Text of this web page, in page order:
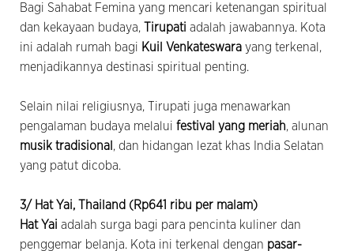
Bagi Sahabat Femina yang mencari ketenangan spiritual
dan kekayaan budaya,
Tirupati adalah jawabannya. Kota
ini adalah rumah bagi Kuil Venkateswara yang terkenal,
menjadikannya destinasi spiritual penting.
Selain nilai religiusnya, Tirupati juga menawarkan
pengalaman budaya melalui festival yang meriah, alunan
musik tradisional , dan hidangan lezat khas India Selatan
yang patut dicoba.
3/ Hat Yai, Thailand (Rp641 ribu per malam)
Hat Yai adalah surga bagi para pencinta kuliner dan
penggemar belanja. Kota ini terkenal dengan pasar-